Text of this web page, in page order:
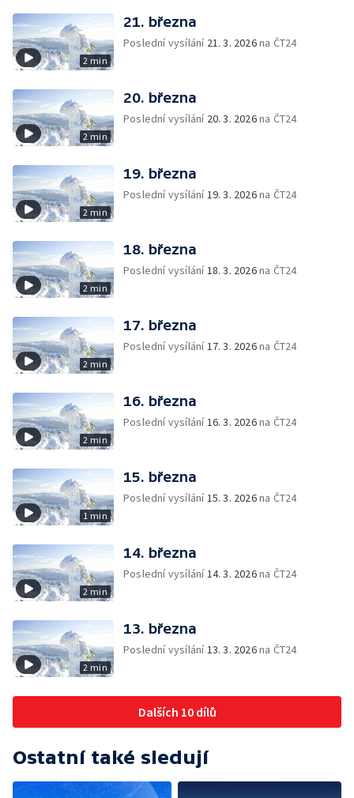
2 min
21. března
Poslední vysílání 21. 3. 2026na ČT24
2 min
20. března
Poslední vysílání 20. 3. 2026na ČT24
2 min
19. března
Poslední vysílání19. 3. 2026na ČT24
2 min
18. března
Poslední vysílání18. 3. 2026na ČT24
2 min
17. března
Poslední vysílání17. 3. 2026na ČT24
2 min
16. března
Poslední vysílání16. 3. 2026na ČT24
1 min
15. března
Poslední vysílání15. 3. 2026na ČT24
2 min
14. března
Poslední vysílání14. 3. 2026na ČT24
2 min
13. března
Poslední vysílání13. 3. 2026na ČT24
Dalších 10 dílů
Ostatní také sledují